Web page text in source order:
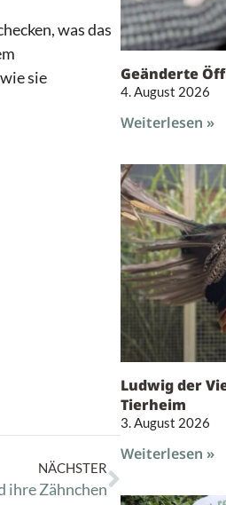
was das
sie
NÄCHSTER
ihre Zähnchen
Geänderte
4. August 2026
Weiterlesen »
Ludwig der
Tierheim
3. August 2026
Weiterlesen »